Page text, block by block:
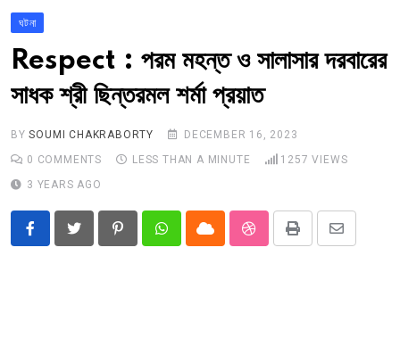
আরও কিছু
Contact
Khabar Samay Hindi
ঘটনা
Respect : পরম মহন্ত ও সালাসার দরবারের
সাধক শ্রী ছিন্তরমল শর্মা প্রয়াত
BYSOUMI CHAKRABORTY
DECEMBER 16, 2023
0 COMMENTS LESS THAN A MINUTE 1257 VIEWS
3 YEARS AGO
PinterestWhatsappCloud StumbleUpon
Print
Share